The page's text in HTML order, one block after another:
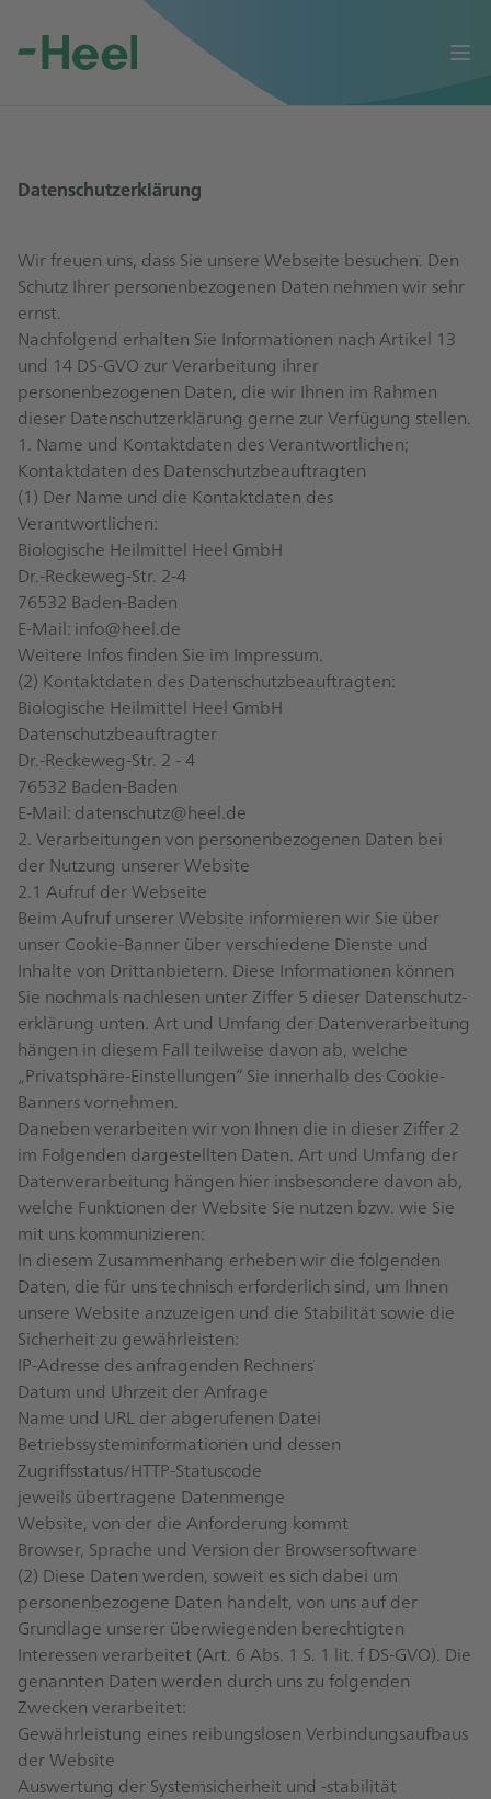
Datenschutzerklärung
Wir freuen uns, dass Sie unsere Webseite besuchen. Den
Schutz Ihrer personenbezogenen Daten nehmen wir sehr
ernst.
Nachfolgend erhalten Sie Informationen nach Artikel 13
und 14 DS-GVO zur Verarbeitung ihrer
personenbezogenen Daten, die wir Ihnen im Rahmen
dieser Datenschutzerklärung gerne zur Verfügung stellen.
1. Name und Kontaktdaten des Verantwortlichen;
Kontaktdaten des Datenschutzbeauftragten
(1) Der Name und die Kontaktdaten des
Verantwortlichen:
Biologische Heilmittel Heel GmbH
Dr.-Reckeweg-Str. 2-4
76532 Baden-Baden
E-Mail: info@heel.de
Weitere Infos finden Sie im Impressum
(2) Kontaktdaten des Datenschutzbeauftragten:
Biologische Heilmittel Heel GmbH
Datenschutzbeauftragter
Dr.-Reckeweg-Str. 2 - 4
76532 Baden-Baden
E-Mail: datenschutz@heel.de
2. Verarbeitungen von personenbezogenen Daten bei
der Nutzung unserer Website
2.1 Aufruf der Webseite
Beim Aufruf unserer Website informieren wir Sie über
unser Cookie-Banner über verschiedene Dienste und
Inhalte von Drittanbietern. Diese Informationen können
Sie nochmals nachlesen unter Ziffer 5 dieser Datenschutz­
erklärung unten. Art und Umfang der Datenverarbeitung
hängen in diesem Fall teilweise davon ab, welche
„Privatsphäre-Einstellungen“ Sie innerhalb des Cookie-
Banners vornehmen.
Daneben verarbeiten wir von Ihnen die in dieser Ziffer 2
im Folgenden dargestellten Daten. Art und Umfang der
Datenverarbeitung hängen hier insbesondere davon ab,
welche Funktionen der Website Sie nutzen bzw. wie Sie
mit uns kommunizieren:
In diesem Zusammenhang erheben wir die folgenden
Daten, die für uns technisch erforderlich sind, um Ihnen
unsere Website anzuzeigen und die Stabilität sowie die
Sicherheit zu gewährleisten:
IP-Adresse des anfragenden Rechners
Datum und Uhrzeit der Anfrage
Name und URL der abgerufenen Datei
Betriebssysteminformationen und dessen
Zugriffsstatus/HTTP-Statuscode
jeweils übertragene Datenmenge
Website, von der die Anforderung kommt
Browser, Sprache und Version der Browsersoftware
(2) Diese Daten werden, soweit es sich dabei um
personenbezogene Daten handelt, von uns auf der
Grundlage unserer überwiegenden berechtigten
Interessen verarbeitet (Art. 6 Abs. 1 S. 1 lit. f DS-GVO). Die
genannten Daten werden durch uns zu folgenden
Zwecken verarbeitet:
Gewährleistung eines reibungslosen Verbindungsaufbaus
der Website
Auswertung der Systemsicherheit und -stabilität